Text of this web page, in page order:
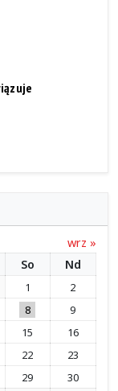
wrz »
So Nd
1
2
8
9
15
16
22
23
29
30